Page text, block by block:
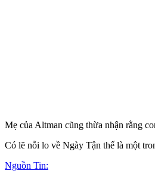
Mẹ của Altman cũng thừa nhận rằng
Có lẽ nỗi lo về Ngày Tận thế là một
Nguồn Tin: